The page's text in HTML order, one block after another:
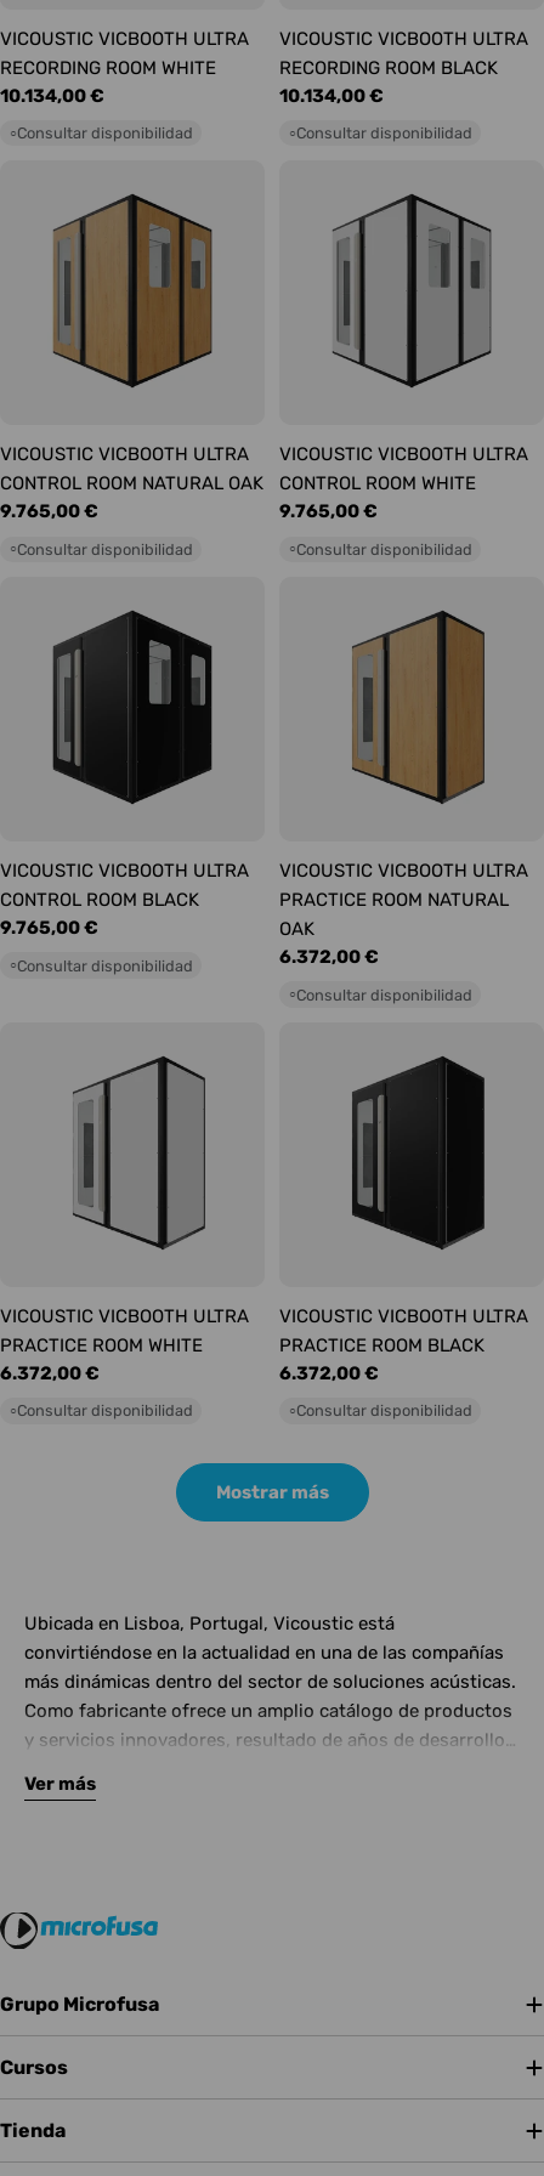
VICOUSTIC VICBOOTH ULTRA
RECORDING ROOM WHITE
Precio
habitual
10.134,00 €
○Consultar disponibilidad
VICOUSTIC VICBOOTH ULTRA
RECORDING ROOM BLACK
Precio
habitual
10.134,00 €
○Consultar disponibilidad
VICOUSTIC VICBOOTH ULTRA
CONTROL ROOM NATURAL OAK
Precio
9.765,00 €
○Consultar disponibilidad
VICOUSTIC VICBOOTH ULTRA
CONTROL ROOM WHITE
Precio
9.765,00 €
○Consultar disponibilidad
VICOUSTIC VICBOOTH ULTRA
CONTROL ROOM BLACK
Precio
9.765,00 €
○Consultar disponibilidad
VICOUSTIC VICBOOTH ULTRA
PRACTICE ROOM NATURAL
OAK
Precio
6.372,00 €
○Consultar disponibilidad
VICOUSTIC VICBOOTH ULTRA
PRACTICE ROOM WHITE
Precio
habitual
6.372,00 €
○Consultar disponibilidad
VICOUSTIC VICBOOTH ULTRA
PRACTICE ROOM BLACK
Precio
habitual
6.372,00 €
○Consultar disponibilidad
Mostrar más
Ubicada en Lisboa, Portugal, Vicoustic está
convirtiéndose en la actualidad en una de las compañías
más dinámicas dentro del sector de soluciones acústicas.
Como fabricante ofrece un amplio catálogo de productos
y servicios innovadores, resultado de años de desarrollo,
trabajan en colaboración con otros sectores de la
su excepcional rendimiento, los productos de Vicoustic
tienen un diseño revolucionario y un alto nivel de
variedad de recintos e instalaciones.
Ver más
Grupo Microfusa
Cursos
Tienda